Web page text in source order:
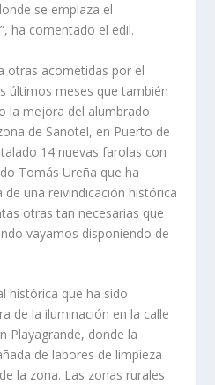
se emplaza el
ha comentado el edil.
otras acometidas por el
últimos meses que también
la mejora del alumbrado
de Sanotel, en Puerto de
14 nuevas farolas con
Tomás Ureña que ha
de una reivindicación histórica
otras tan necesarias que
vayamos disponiendo de
histórica que ha sido
de la iluminación en la calle
Playagrande, donde la
de labores de limpieza
la zona. Las zonas rurales